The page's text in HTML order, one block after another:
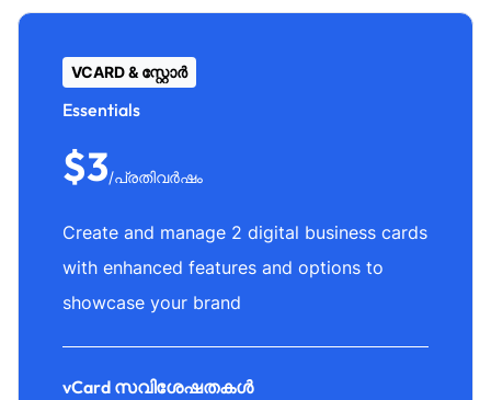
VCARD & സ്റ്റോർ
Essentials
$3/പ്രതിവർഷം
Create and manage 2 digital business cards
with enhanced features and options to
showcase your brand
vCard സവിശേഷതകൾ